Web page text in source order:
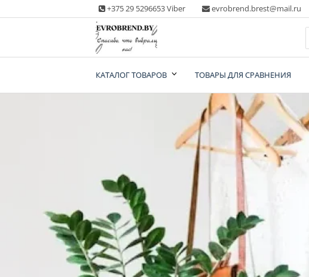
to
+375 29 5296653 Viber evrobrend.brest@mail.ru
Интернет-магазин
одежды second hand
КАТАЛОГ ТОВАРОВ ТОВАРЫ ДЛЯ СРАВНЕНИЯ